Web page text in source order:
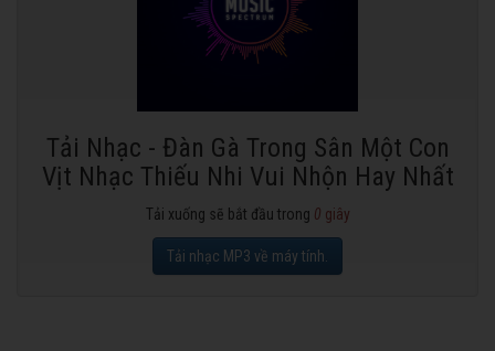
Tải Nhạc - Đàn Gà Trong Sân Một Con
Vịt Nhạc Thiếu Nhi Vui Nhộn Hay Nhất
Tải xuống sẽ bắt đầu trong 0 giây
Tải nhạc MP3 về máy tính.